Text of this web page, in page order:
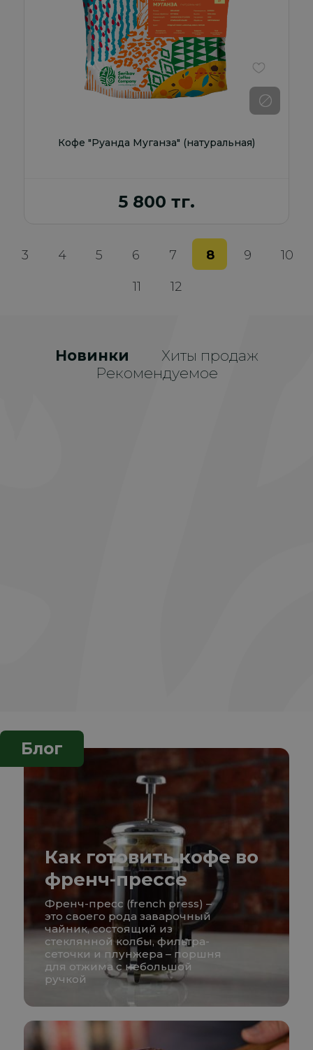
Кофе "Руанда Муганза" (натуральная)
5 800 тг.
В
3 4 5 6 7 8 9 10
11 12
Новинки
Хиты продаж
Рекомендуемое
Блог
Как готовить кофе во
френч-прессе
Френч-пресс (french press) –
это своего рода заварочный
чайник, состоящий из
стеклянной колбы, фильтра-
сеточки и плунжера – поршня
для отжима с небольшой
ручкой